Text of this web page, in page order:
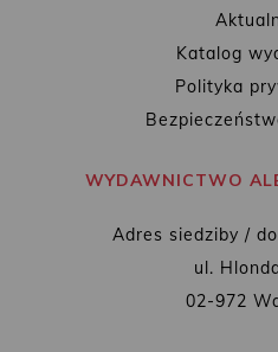
Katalog
Polityka
WYDAWNICTWO
Adres siedziby /
ul.
02-972